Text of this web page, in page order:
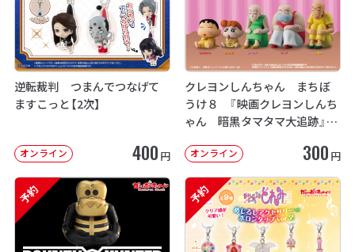
逆転裁判 つまんでつなげて
ますこっと【2次】
オンライン 400 円
クレヨンしんちゃん まちぼ
うけ８ 『映画クレヨンしんち
ゃん 暗黒タマタマ大追跡』【2
オンライン 300 円
予約 予約